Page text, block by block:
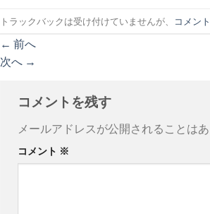
トラックバックは受け付けていませんが、 コメン
← 前へ
次へ →
コメントを残す
メールアドレスが公開されることはあ
コメント ※